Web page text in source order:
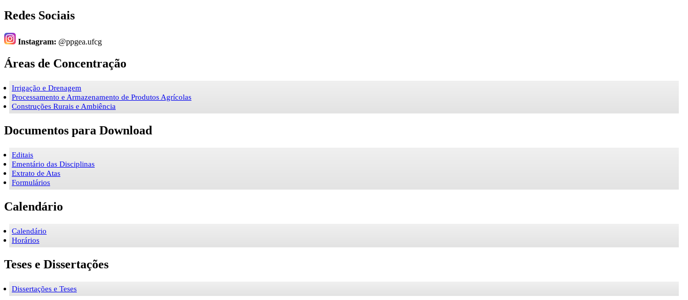
Redes Sociais
Instagram: @ppgea.ufcg
Áreas de Concentração
Irrigação e Drenagem
Processamento e Armazenamento de Produtos Agrícolas
Construções Rurais e Ambiência
Documentos para Download
Editais
Ementário das Disciplinas
Extrato de Atas
Formulários
Calendário
Calendário
Horários
Teses e Dissertações
Dissertações e Teses